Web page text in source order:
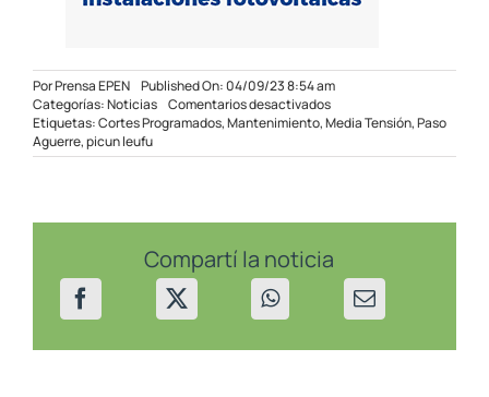
PorPrensa EPEN Published On: 04/09/23 8:54 am
Categorías:Noticias Comentarios desactivadosen
Cortes
en
Etiquetas:Cortes Programados,Mantenimiento,Media Tensión,Paso
Aguerre,picun leufu
Compartí la noticia